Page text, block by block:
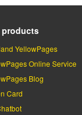
products
YellowPages
Online Service
Blog
Card